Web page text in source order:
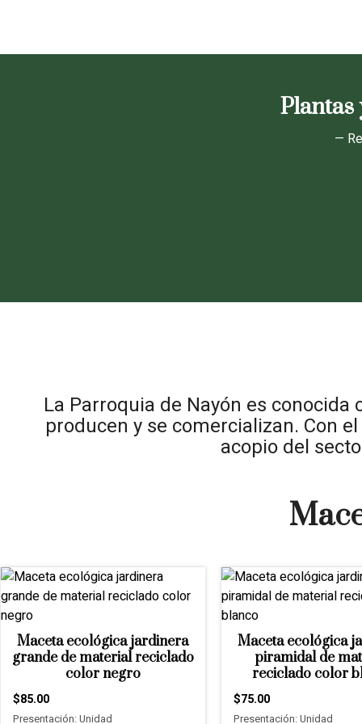
Plantas
—
La Parroquia de Nayón es
producen y se comercializan. Con
acopio del
Maceta ecológica jardinera
grande de material reciclado
color negro
$85.00
Presentación: Unidad
Maceta ecológica
piramidal de
reciclado color
$75.00
Presentación: Unidad